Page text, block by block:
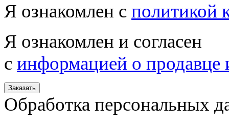
Я ознакомлен с политикой
Я ознакомлен и согласен
с информацией о продавце
Заказать
Обработка персональных